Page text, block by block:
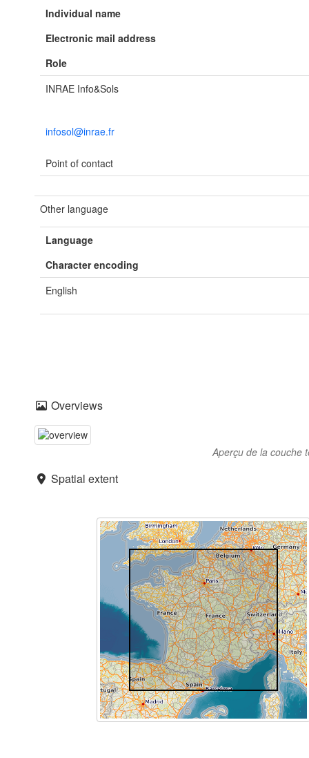
Individual name
Electronic mail address
Role
INRAE Info&Sols
infosol@inrae.fr
Point of contact
Other language
Language
Character encoding
English
Overviews
Aperçu de la couche
Spatial extent